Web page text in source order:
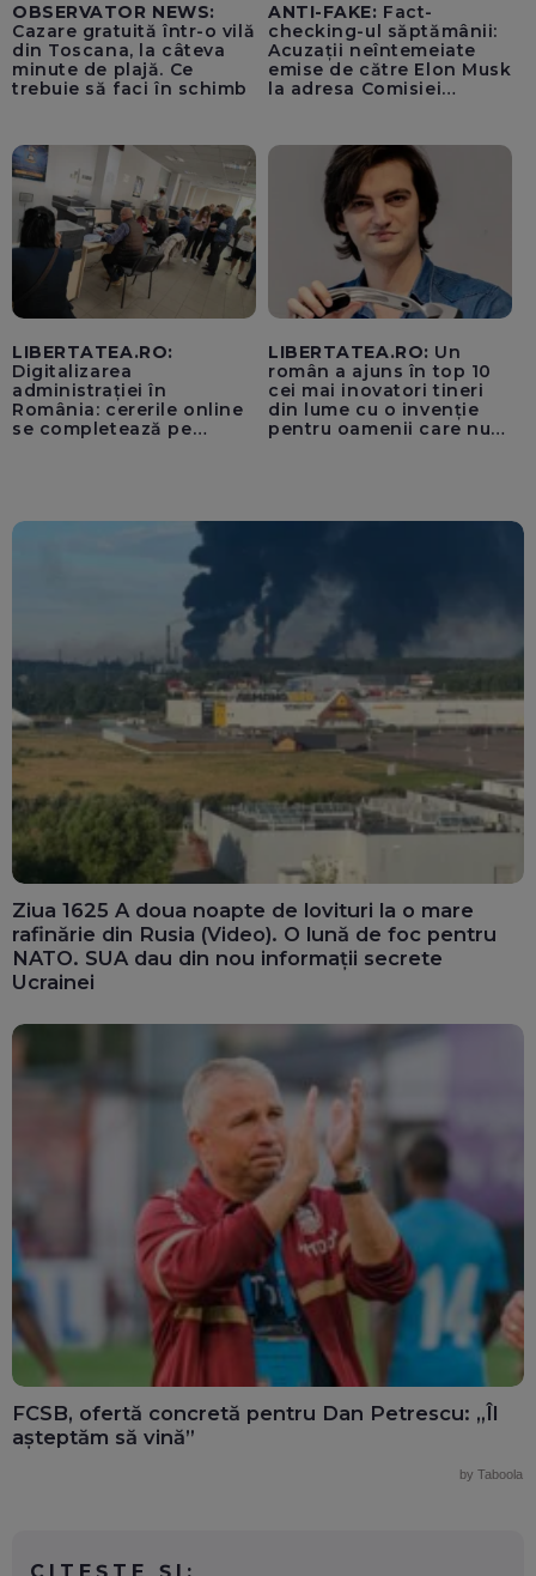
OBSERVATOR NEWS:
Cazare gratuită într-o vilă
din Toscana, la câteva
minute de plajă. Ce
trebuie să faci în schimb
ANTI-FAKE: Fact-
checking-ul săptămânii:
Acuzații neîntemeiate
emise de către Elon Musk
la adresa Comisiei
pentru instaurarea
„cenzurii” pe platforma X
LIBERTATEA.RO:
Digitalizarea
administrației în
România: cererile online
se completează pe
LIBERTATEA.RO: Un
român a ajuns în top 10
cei mai inovatori tineri
din lume cu o invenție
pentru oamenii care nu
Ziua 1625 A doua noapte de lovituri la o mare
rafinărie din Rusia (Video). O lună de foc pentru
NATO. SUA dau din nou informații secrete
Ucrainei
FCSB, ofertă concretă pentru Dan Petrescu: „Îl
așteptăm să vină”
by Taboola